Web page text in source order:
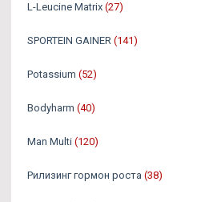
L-Leucine Matrix (27)
SPORTEIN GAINER (141)
Potassium (52)
Bodyharm (40)
Man Multi (120)
Рилизинг гормон роста (38)